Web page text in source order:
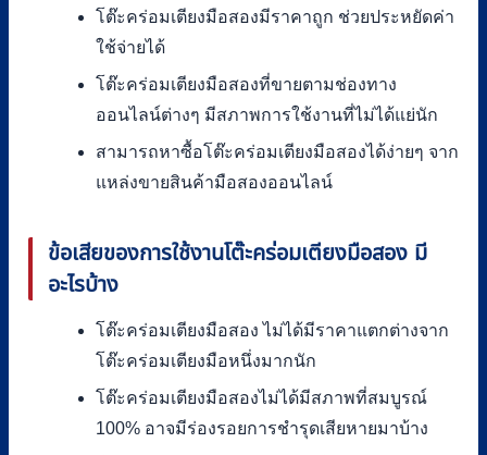
โต๊ะคร่อมเตียงมือสองมีราคาถูก ช่วยประหยัดค่า
ใช้จ่ายได้
โต๊ะคร่อมเตียงมือสองที่ขายตามช่องทาง
ออนไลน์ต่างๆ มีสภาพการใช้งานที่ไม่ได้แย่นัก
สามารถหาซื้อโต๊ะคร่อมเตียงมือสองได้ง่ายๆ จาก
แหล่งขายสินค้ามือสองออนไลน์
ข้อเสียของการใช้งานโต๊ะคร่อมเตียงมือสอง มี
อะไรบ้าง
โต๊ะคร่อมเตียงมือสอง ไม่ได้มีราคาแตกต่างจาก
โต๊ะคร่อมเตียงมือหนึ่งมากนัก
โต๊ะคร่อมเตียงมือสองไม่ได้มีสภาพที่สมบูรณ์
100% อาจมีร่องรอยการชำรุดเสียหายมาบ้าง